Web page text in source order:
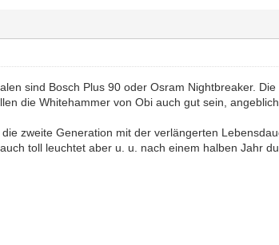
sind Bosch Plus 90 oder Osram Nightbreaker.
die Whitehammer von Obi auch gut sein,
zweite Generation mit der verlängerten
toll leuchtet aber u. u. nach einem halben Jahr